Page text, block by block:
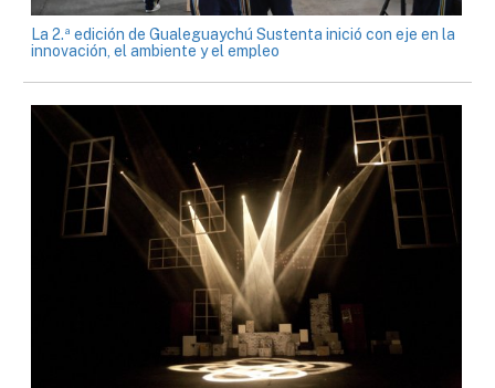
La 2.ª edición de Gualeguaychú Sustenta inició con eje en la
innovación, el ambiente y el empleo